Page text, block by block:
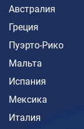
Австралия
Греция
Пуэрто-Рико
Мальта
Испания
Мексика
Италия